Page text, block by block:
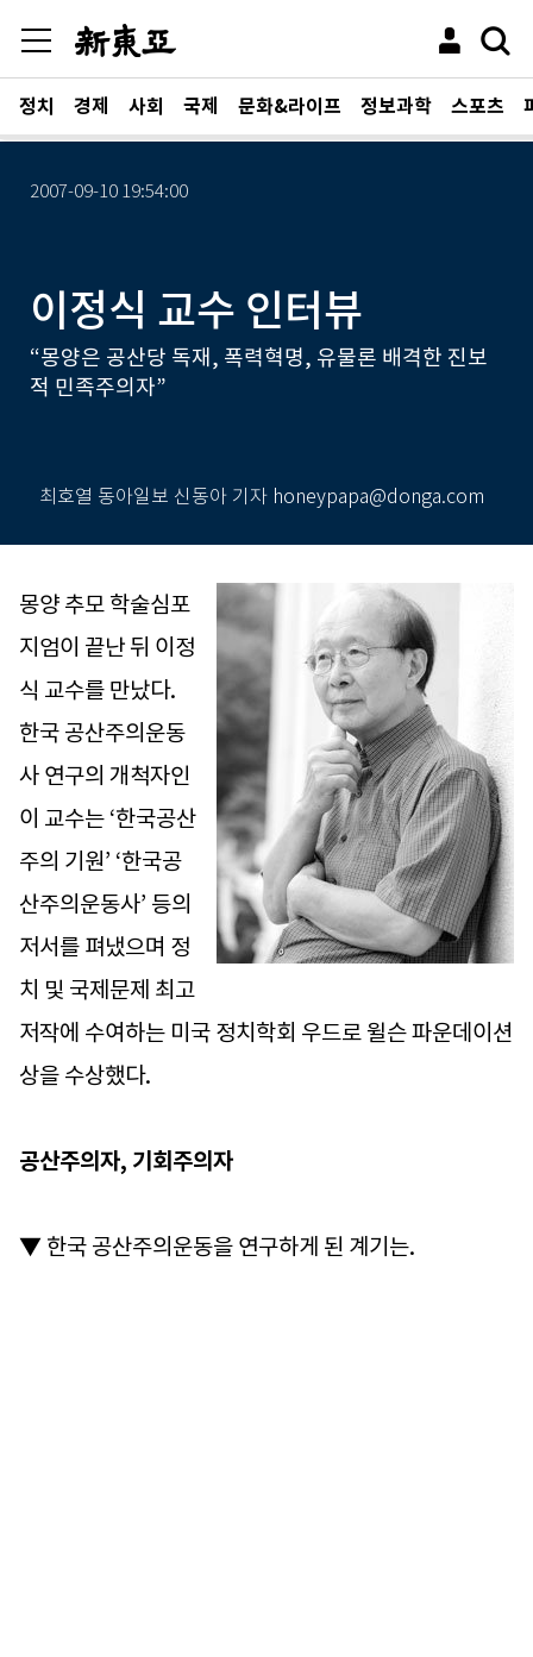
정치 경제 사회 국제 문화&라이프 정보과학 스포츠
2007-09-10 19:54:00
이정식 교수 인터뷰
“몽양은 공산당 독재, 폭력혁명, 유물론 배격한 진보
적 민족주의자”
최호열 동아일보 신동아 기자 honeypapa@donga.com
몽양 추모 학술심포
지엄이 끝난 뒤 이정
식 교수를 만났다.
한국 공산주의운동
사 연구의 개척자인
이 교수는 ‘한국공산
주의 기원’ ‘한국공
산주의운동사’ 등의
저서를 펴냈으며 정
치 및 국제문제 최고
저작에 수여하는 미국 정치학회 우드로 윌슨 파운데이션
상을 수상했다.
공산주의자, 기회주의자
▼ 한국 공산주의운동을 연구하게 된 계기는.